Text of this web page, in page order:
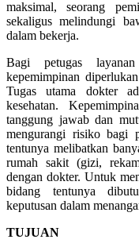
maksimal, seorang
sekaligus melindungi
dalam bekerja.
Bagi petugas
kepemimpinan
Tugas utama dokter
kesehatan.
tanggung jawab dan
mengurangi risiko bagi
tentunya melibatkan
rumah sakit (gizi,
dengan dokter. Untuk
bidang tentunya
keputusan dalam
TUJUAN